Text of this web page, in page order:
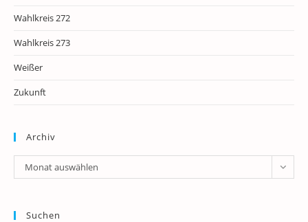
Wahlkreis 272
Wahlkreis 273
Weißer
Zukunft
Archiv
Archiv
Monat auswählen
Suchen